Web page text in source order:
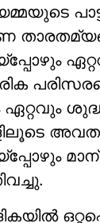
ഏറ്റവും